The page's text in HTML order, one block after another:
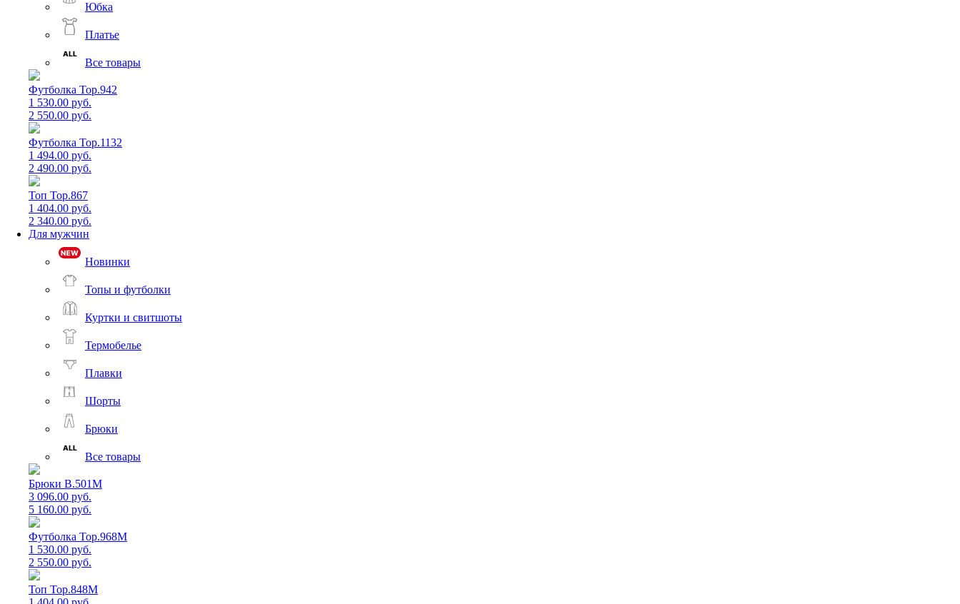
Юбка
Платье
Все товары
Футболка Top.942
1 530.00 руб.
2 550.00 руб.
Футболка Top.1132
1 494.00 руб.
2 490.00 руб.
Топ Top.867
1 404.00 руб.
2 340.00 руб.
Для мужчин
Новинки
Топы и футболки
Куртки и свитшоты
Термобелье
Плавки
Шорты
Брюки
Все товары
Брюки B.501M
3 096.00 руб.
5 160.00 руб.
Футболка Top.968M
1 530.00 руб.
2 550.00 руб.
Топ Top.848M